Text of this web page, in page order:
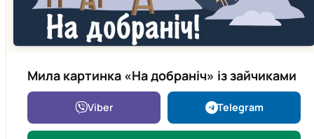
Мила картинка «На добраніч» із зайчиками
Viber Telegram